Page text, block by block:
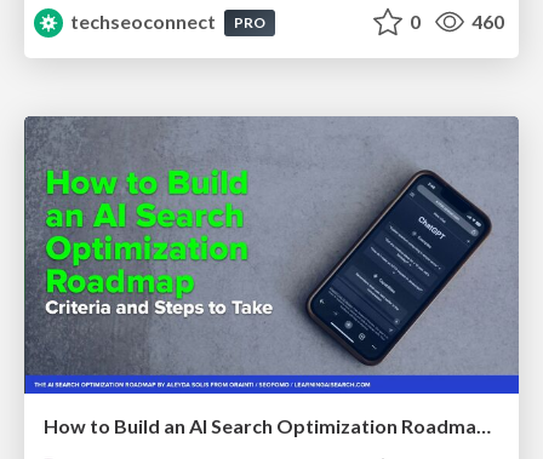
techseoconnect
PRO 0 460
How to Build an AI Search Optimization Roadmap - Criteria and Steps to Take #SEOIRL